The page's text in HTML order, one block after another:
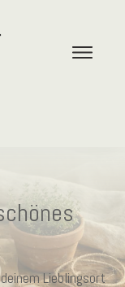
Lieblingsort